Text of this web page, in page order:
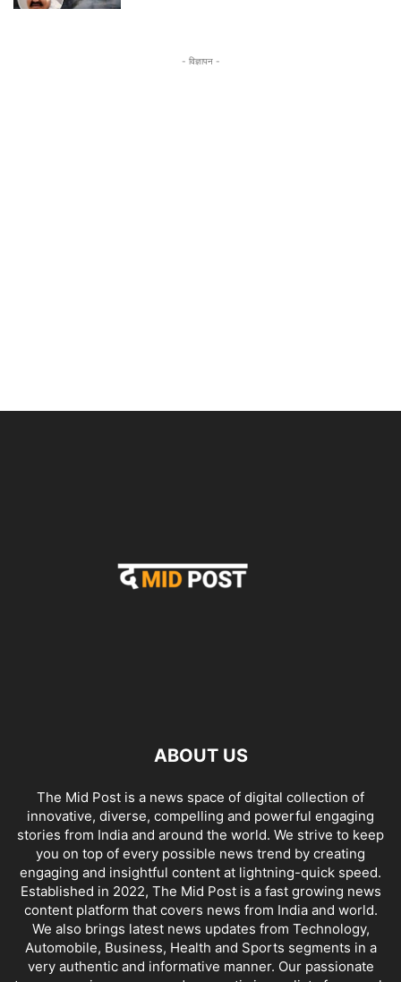
- विज्ञापन -
ABOUT US
The Mid Post is a news space of digital collection of
innovative, diverse, compelling and powerful engaging
stories from India and around the world. We strive to keep
you on top of every possible news trend by creating
engaging and insightful content at lightning-quick speed.
Established in 2022, The Mid Post is a fast growing news
content platform that covers news from India and world.
We also brings latest news updates from Technology,
Automobile, Business, Health and Sports segments in a
very authentic and informative manner. Our passionate